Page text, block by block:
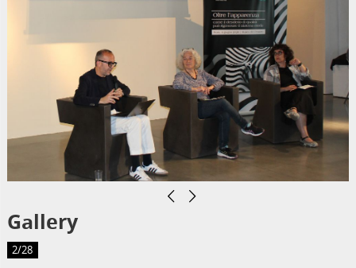
Previous
Gallery
2/28